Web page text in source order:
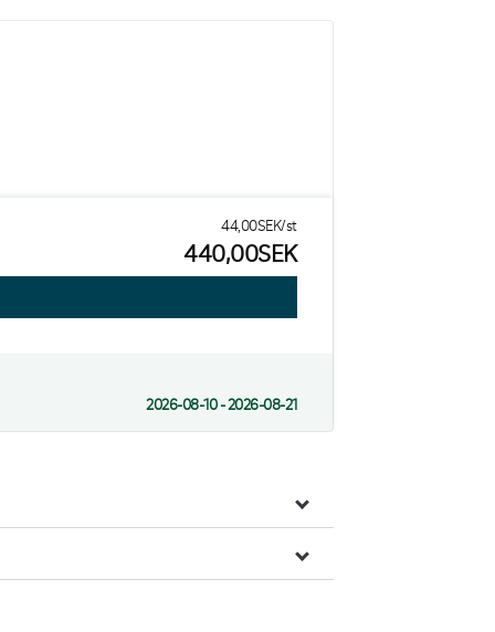
44,00SEK/st
440,00SEK
2026-08-10 - 2026-08-21